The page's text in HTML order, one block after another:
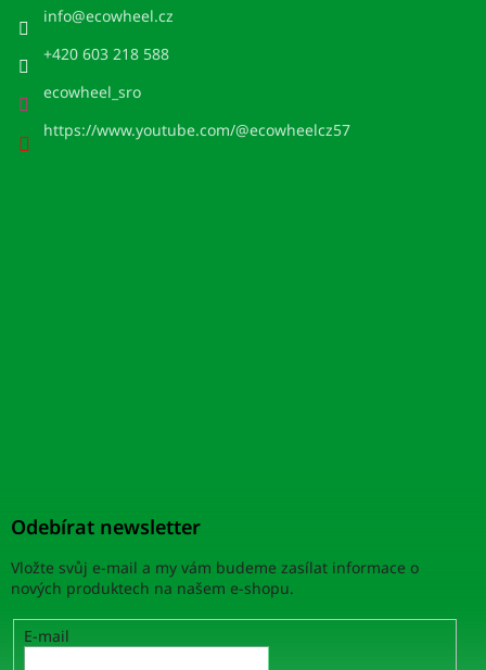
info@ecowheel.cz
+420 603 218 588
ecowheel_sro
https://www.youtube.com/@ecowheelcz57
Odebírat newsletter
Vložte svůj e-mail a my vám budeme zasílat informace o
nových produktech na našem e-shopu.
E-mail